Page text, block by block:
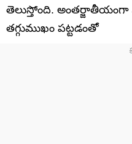
తెలుస్తోంది. అంతర్జాతీయంగా
తగ్గుముఖం పట్టడంతో